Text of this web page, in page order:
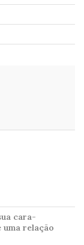
cara-
uma relação